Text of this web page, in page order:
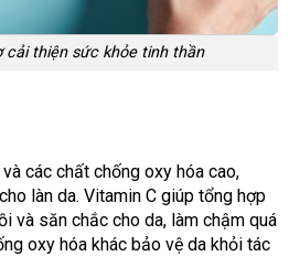
cải thiện sức khỏe tinh thần
các chất chống oxy hóa cao,
làn da. Vitamin C giúp tổng hợp
và săn chắc cho da, làm chậm quá
oxy hóa khác bảo vệ da khỏi tác